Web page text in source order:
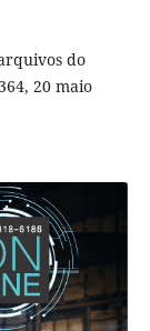
do
20 maio